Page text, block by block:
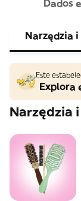
Dados
Narzędzia i
Este
Explora
Narzędzia